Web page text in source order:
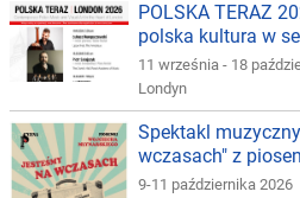
POLSKA TERAZ
polska kultura w
11 września - 18
Londyn
Spektakl
wczasach" z
9-11 października 2026